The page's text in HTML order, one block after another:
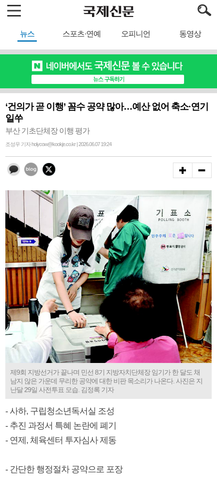
뉴스 스포츠·연예 오피니언 동영상
‘건의가 곧 이행’ 꼼수 공약 많아…예산 없어 축소·연기
일쑤
부산 기초단체장 이행 평가
조성우 기자 holycow@kookje.co.kr | 2026.06.07 19:24
제9회 지방선거가 끝나며 민선 8기 지방자치단체장 임기가 한 달도 채
남지 않은 가운데 무리한 공약에 대한 비판 목소리가 나온다. 사진은 지
난달 29일 사전투표 모습. 김정록 기자
- 사하, 구립청소년독서실 조성
- 추진 과정서 특혜 논란에 폐기
- 연제, 체육센터 투자심사 제동
- 간단한 행정절차 공약으로 포장